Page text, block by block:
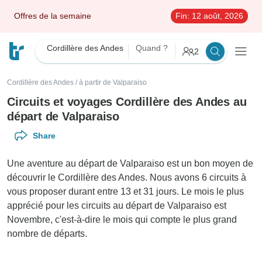
Offres de la semaine Fin: 12 août, 2026
Cordillère des Andes Quand ? 2
Cordillère des Andes / à partir de Valparaiso
Circuits et voyages Cordillère des Andes au
départ de Valparaiso
Share
Une aventure au départ de Valparaiso est un bon moyen de
découvrir le Cordillère des Andes. Nous avons 6 circuits à
vous proposer durant entre 13 et 31 jours. Le mois le plus
apprécié pour les circuits au départ de Valparaiso est
Novembre, c'est-à-dire le mois qui compte le plus grand
nombre de départs.